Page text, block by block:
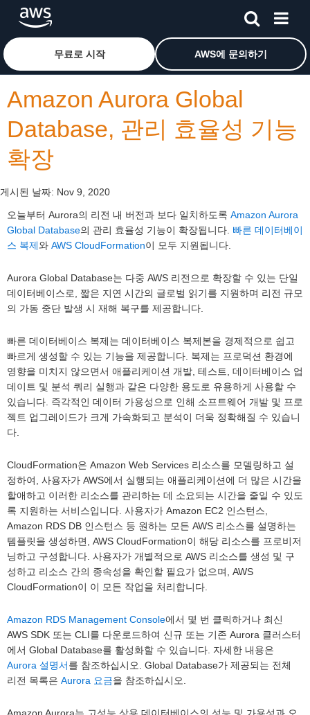
메인 콘텐츠로 건너뛰기Amazon Web Services 홈 페이지로 돌아가려면 여기를 클
무료로 시작 AWS에 문의하기
Amazon Aurora Global
Database, 관리 효율성 기능
확장
게시된 날짜: Nov 9, 2020
오늘부터 Aurora의 리전 내 버전과 보다 일치하도록 Amazon Aurora
Global Database의 관리 효율성 기능이 확장됩니다. 빠른 데이터베이
스 복제와 AWS CloudFormation이 모두 지원됩니다.
Aurora Global Database는 다중 AWS 리전으로 확장할 수 있는 단일
데이터베이스로, 짧은 지연 시간의 글로벌 읽기를 지원하며 리전 규모
의 가동 중단 발생 시 재해 복구를 제공합니다.
빠른 데이터베이스 복제는 데이터베이스 복제본을 경제적으로 쉽고
빠르게 생성할 수 있는 기능을 제공합니다. 복제는 프로덕션 환경에
영향을 미치지 않으면서 애플리케이션 개발, 테스트, 데이터베이스 업
데이트 및 분석 쿼리 실행과 같은 다양한 용도로 유용하게 사용할 수
있습니다. 즉각적인 데이터 가용성으로 인해 소프트웨어 개발 및 프로
젝트 업그레이드가 크게 가속화되고 분석이 더욱 정확해질 수 있습니
다.
CloudFormation은 Amazon Web Services 리소스를 모델링하고 설
정하여, 사용자가 AWS에서 실행되는 애플리케이션에 더 많은 시간을
할애하고 이러한 리소스를 관리하는 데 소요되는 시간을 줄일 수 있도
록 지원하는 서비스입니다. 사용자가 Amazon EC2 인스턴스,
Amazon RDS DB 인스턴스 등 원하는 모든 AWS 리소스를 설명하는
템플릿을 생성하면, AWS CloudFormation이 해당 리소스를 프로비저
닝하고 구성합니다. 사용자가 개별적으로 AWS 리소스를 생성 및 구
성하고 리소스 간의 종속성을 확인할 필요가 없으며, AWS
CloudFormation이 이 모든 작업을 처리합니다.
Amazon RDS Management Console에서 몇 번 클릭하거나 최신
AWS SDK 또는 CLI를 다운로드하여 신규 또는 기존 Aurora 클러스터
에서 Global Database를 활성화할 수 있습니다. 자세한 내용은
Aurora 설명서를 참조하십시오. Global Database가 제공되는 전체
리전 목록은 Aurora 요금을 참조하십시오.